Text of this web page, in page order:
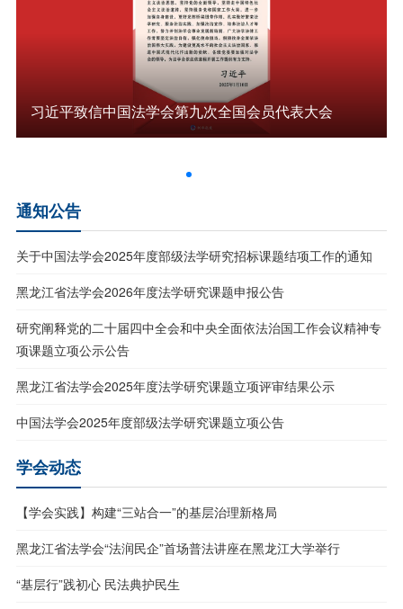
习近平致信中国法学会第九次全国会员代表大会
通知公告
关于中国法学会2025年度部级法学研究招标课题结项工作的通知
黑龙江省法学会2026年度法学研究课题申报公告
研究阐释党的二十届四中全会和中央全面依法治国工作会议精神专
项课题立项公示公告
黑龙江省法学会2025年度法学研究课题立项评审结果公示
中国法学会2025年度部级法学研究课题立项公告
学会动态
【学会实践】构建“三站合一”的基层治理新格局
黑龙江省法学会“法润民企”首场普法讲座在黑龙江大学举行
“基层行”践初心 民法典护民生